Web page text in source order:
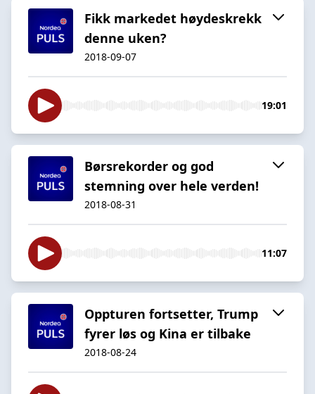
Fikk markedet høydeskrekk
denne uken?
2018-09-07
19:01
Børsrekorder og god
stemning over hele verden!
2018-08-31
11:07
Oppturen fortsetter, Trump
fyrer løs og Kina er tilbake
2018-08-24